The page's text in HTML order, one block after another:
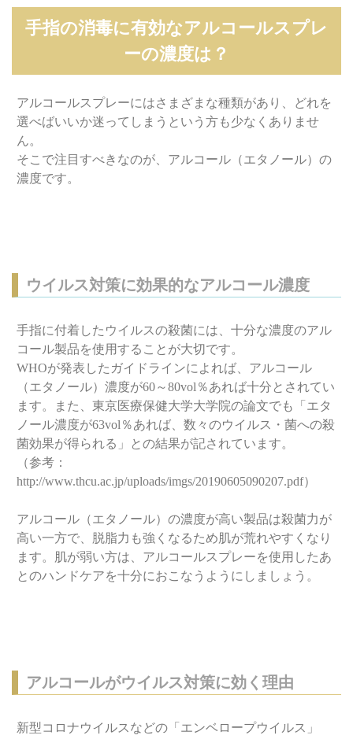
手指の消毒に有効なアルコールスプレ
ーの濃度は？
アルコールスプレーにはさまざまな種類があり、どれを
選べばいいか迷ってしまうという方も少なくありませ
ん。
そこで注目すべきなのが、アルコール（エタノール）の
濃度です。
ウイルス対策に効果的なアルコール濃度
手指に付着したウイルスの殺菌には、十分な濃度のアル
コール製品を使用することが大切です。
WHOが発表したガイドラインによれば、アルコール
（エタノール）濃度が60～80vol％あれば十分とされてい
ます。また、東京医療保健大学大学院の論文でも「エタ
ノール濃度が63vol％あれば、数々のウイルス・菌への殺
菌効果が得られる」との結果が記されています。
（参考：
http://www.thcu.ac.jp/uploads/imgs/20190605090207.pdf）
アルコール（エタノール）の濃度が高い製品は殺菌力が
高い一方で、脱脂力も強くなるため肌が荒れやすくなり
ます。肌が弱い方は、アルコールスプレーを使用したあ
とのハンドケアを十分におこなうようにしましょう。
アルコールがウイルス対策に効く理由
新型コロナウイルスなどの「エンベロープウイルス」